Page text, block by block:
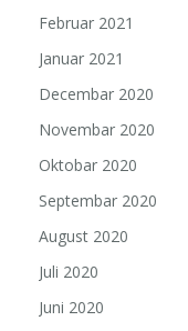
Februar 2021
Januar 2021
Decembar 2020
Novembar 2020
Oktobar 2020
Septembar 2020
August 2020
Juli 2020
Juni 2020